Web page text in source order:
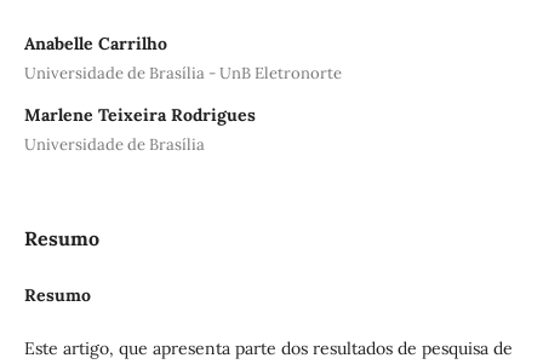
Anabelle Carrilho
Universidade de Brasília - UnB Eletronorte
Marlene Teixeira Rodrigues
Universidade de Brasília
Resumo
Resumo
Este artigo, que apresenta parte dos resultados de pesquisa de